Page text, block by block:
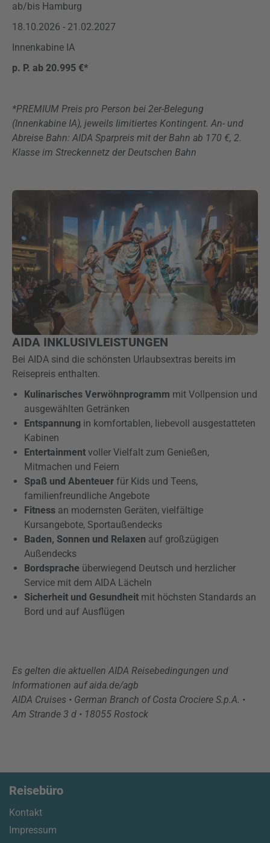
ab/bis Hamburg
18.10.2026 - 21.02.2027
Innenkabine IA
p. P. ab 20.995 €*
*PREMIUM Preis pro Person bei 2er-Belegung
(Innenkabine IA), jeweils limitiertes Kontingent. An- und
Abreise Bahn: AIDA Sparpreis mit der Bahn ab 170 €, 2.
Klasse im Streckennetz der Deutschen Bahn
AIDA INKLUSIVLEISTUNGEN
Bei AIDA sind die schönsten Urlaubsextras bereits im
Reisepreis enthalten.
Kulinarisches Verwöhnprogramm mit Vollpension und
ausgewählten Getränken
Entspannung in komfortablen, liebevoll ausgestatteten
Kabinen
Entertainment voller Vielfalt zum Genießen,
Mitmachen und Feiern
Spaß und Abenteuer für Kids und Teens,
familienfreundliche Angebote
Fitness an modernsten Geräten, vielfältige
Kursangebote, Sportaußendecks
Baden, Sonnen und Relaxen auf großzügigen
Außendecks
Bordsprache überwiegend Deutsch und herzlicher
Service mit dem AIDA Lächeln
Sicherheit und Gesundheit mit höchsten Standards an
Bord und auf Ausflügen
Es gelten die aktuellen AIDA Reisebedingungen und
Informationen auf aida.de/agb
AIDA Cruises • German Branch of Costa Crociere S.p.A. •
Am Strande 3 d • 18055 Rostock
Reisebüro
Kontakt
Impressum